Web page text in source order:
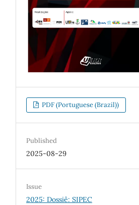
PDF (Portuguese (Brazil))
Published
2025-08-29
Issue
2025: Dossiê: SIPEC